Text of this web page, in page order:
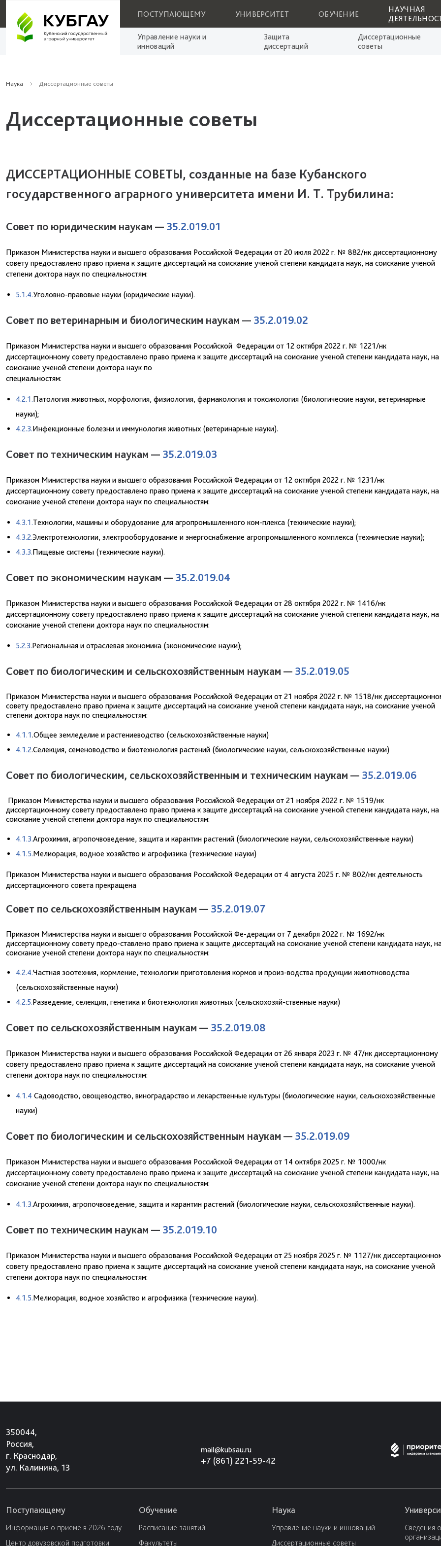
ПОСТУПАЮЩЕМУ УНИВЕРСИТЕТ ОБУЧЕНИЕ
НАУЧНАЯ
Управление науки и
инноваций
Защита
диссертаций
Диссертационные
советы
Наука Диссертационные советы
Диссертационные советы
ДИССЕРТАЦИОННЫЕ СОВЕТЫ, созданные на базе Кубанского
государственного аграрного университета имени И. Т. Трубилина:
Совет по юридическим наукам — 35.2.019.01
Приказом Министерства науки и высшего образования Российской Федерации от 20 июля 2022 г. № 882/нк диссертационному
совету предоставлено право приема к защите диссертаций на соискание ученой степени кандидата наук, на соискание ученой
степени доктора наук по специальностям:
5.1.4.Уголовно-правовые науки (юридические науки).
Совет по ветеринарным и биологическим наукам — 35.2.019.02
Приказом Министерства науки и высшего образования Российской Федерации от 12 октября 2022 г. № 1221/нк
диссертационному совету предоставлено право приема к защите диссертаций на соискание ученой степени кандидата наук, на
соискание ученой степени доктора наук по
специальностям:
4.2.1.Патология животных, морфология, физиология, фармакология и токсикология (биологические науки, ветеринарные
науки);
4.2.3.Инфекционные болезни и иммунология животных (ветеринарные науки).
Совет по техническим наукам — 35.2.019.03
Приказом Министерства науки и высшего образования Российской Федерации от 12 октября 2022 г. № 1231/нк
диссертационному совету предоставлено право приема к защите диссертаций на соискание ученой степени кандидата наук, на
соискание ученой степени доктора наук по специальностям:
4.3.1.Технологии, машины и оборудование для агропромышленного ком-плекса (технические науки);
4.3.2.Электротехнологии, электрооборудование и энергоснабжение агропромышленного комплекса (технические науки);
4.3.3.Пищевые системы (технические науки).
Совет по экономическим наукам — 35.2.019.04
Приказом Министерства науки и высшего образования Российской Федерации от 28 октября 2022 г. № 1416/нк
диссертационному совету предоставлено право приема к защите диссертаций на соискание ученой степени кандидата наук, на
соискание ученой степени доктора наук по специальностям:
5.2.3.Региональная и отраслевая экономика (экономические науки);
Совет по биологическим и сельскохозяйственным наукам — 35.2.019.05
Приказом Министерства науки и высшего образования Российской Федерации от 21 ноября 2022 г. № 1518/нк
совету предоставлено право приема к защите диссертаций на соискание ученой степени кандидата наук, на соискание ученой
степени доктора наук по специальностям:
4.1.1.Общее земледелие и растениеводство (сельскохозяйственные науки)
4.1.2.Селекция, семеноводство и биотехнология растений (биологические науки, сельскохозяйственные науки)
Совет по биологическим, сельскохозяйственным и техническим наукам — 35.2.019.06
Приказом Министерства науки и высшего образования Российской Федерации от 21 ноября 2022 г. № 1519/нк
диссертационному совету предоставлено право приема к защите диссертаций на соискание ученой степени кандидата наук, на
соискание ученой степени доктора наук по специальностям:
4.1.3.Агрохимия, агропочвоведение, защита и карантин растений (биологические науки, сельскохозяйственные науки)
4.1.5.Мелиорация, водное хозяйство и агрофизика (технические науки)
Приказом Министерства науки и высшего образования Российской Федерации от 4 августа 2025 г. № 802/нк деятельность
диссертационного совета прекращена
Совет по сельскохозяйственным наукам — 35.2.019.07
Приказом Министерства науки и высшего образования Российской Фе-дерации от 7 декабря 2022 г. № 1692/нк
диссертационному совету предо-ставлено право приема к защите диссертаций на соискание ученой степени кандидата наук,
соискание ученой степени доктора наук по специальностям:
4.2.4.Частная зоотехния, кормление, технологии приготовления кормов и произ-водства продукции животноводства
(сельскохозяйственные науки)
4.2.5.Разведение, селекция, генетика и биотехнология животных (сельскохозяй-ственные науки)
Совет по сельскохозяйственным наукам — 35.2.019.08
Приказом Министерства науки и высшего образования Российской Федерации от 26 января 2023 г. № 47/нк диссертационному
совету предоставлено право приема к защите диссертаций на соискание ученой степени кандидата наук, на соискание ученой
степени доктора наук по специальностям:
4.1.4 Садоводство, овощеводство, виноградарство и лекарственные культуры (биологические науки, сельскохозяйственные
науки)
Совет по биологическим и сельскохозяйственным наукам — 35.2.019.09
Приказом Министерства науки и высшего образования Российской Федерации от 14 октября 2025 г. № 1000/нк
диссертационному совету предоставлено право приема к защите диссертаций на соискание ученой степени кандидата наук, на
соискание ученой степени доктора наук по специальностям:
4.1.3.Агрохимия, агропочвоведение, защита и карантин растений (биологические науки, сельскохозяйственные науки).
Совет по техническим наукам — 35.2.019.10
Приказом Министерства науки и высшего образования Российской Федерации от 25 ноября 2025 г. № 1127/нк
совету предоставлено право приема к защите диссертаций на соискание ученой степени кандидата наук, на соискание ученой
степени доктора наук по специальностям:
4.1.5.Мелиорация, водное хозяйство и агрофизика (технические науки).
350044,
Россия,
г. Краснодар,
ул. Калинина, 13
mail@kubsau.ru
+7 (861) 221-59-42
Поступающему
Информация о приеме в 2026 году
Центр довузовской подготовки
Обучение
Расписание занятий
Факультеты
Наука
Управление науки и инноваций
Диссертационные советы
Сведения